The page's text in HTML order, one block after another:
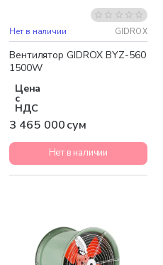
Бесплатная доставка
Нет в наличии GIDROX
Вентилятор GIDROX BYZ-560
1500W
Цена
с
НДС
3 465 000 сум
Нет в наличии